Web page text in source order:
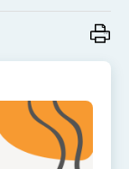
歧為團結、為
速臺灣經濟轉型
過
等關稅15%且不
稅
內容